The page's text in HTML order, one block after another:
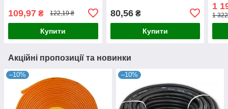
109,97 ₴ 122,19 ₴
Купити
80,56₴
Купити
1
1
Акційні пропозиції та новинки
–10% –10%